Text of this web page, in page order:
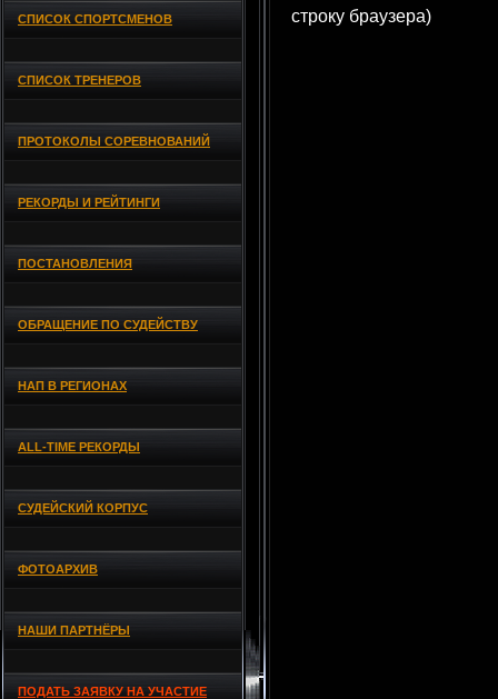
СПИСОК СПОРТСМЕНОВ
СПИСОК ТРЕНЕРОВ
ПРОТОКОЛЫ СОРЕВНОВАНИЙ
РЕКОРДЫ И РЕЙТИНГИ
ПОСТАНОВЛЕНИЯ
ОБРАЩЕНИЕ ПО СУДЕЙСТВУ
НАП В РЕГИОНАХ
ALL-TIME РЕКОРДЫ
СУДЕЙСКИЙ КОРПУС
ФОТОАРХИВ
НАШИ ПАРТНЁРЫ
ПОДАТЬ ЗАЯВКУ НА УЧАСТИЕ
строку браузера)